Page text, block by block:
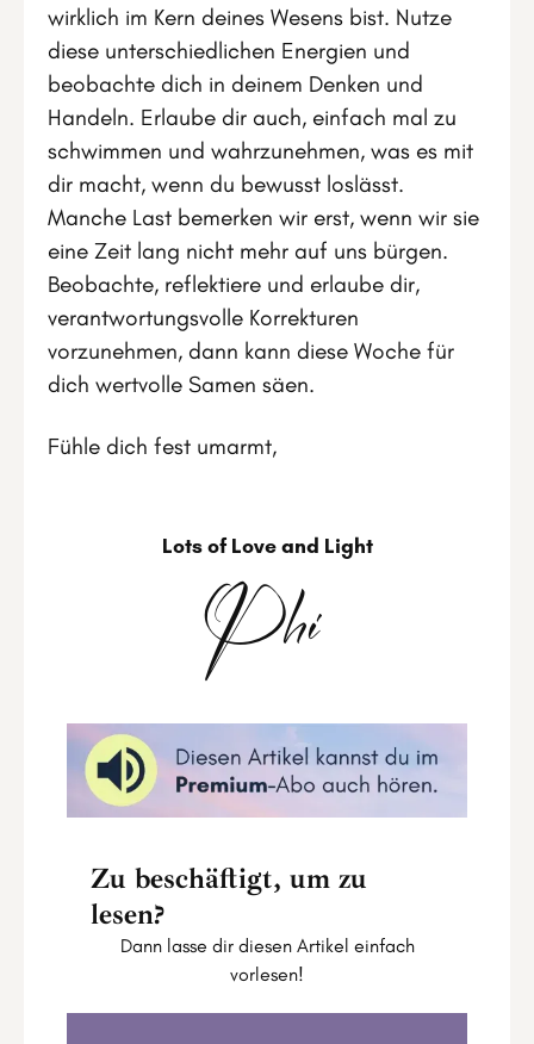
wirklich im Kern deines Wesens bist. Nutze
diese unterschiedlichen Energien und
beobachte dich in deinem Denken und
Handeln. Erlaube dir auch, einfach mal zu
schwimmen und wahrzunehmen, was es mit
dir macht, wenn du bewusst loslässt.
Manche Last bemerken wir erst, wenn wir sie
eine Zeit lang nicht mehr auf uns bürgen.
Beobachte, reflektiere und erlaube dir,
verantwortungsvolle Korrekturen
vorzunehmen, dann kann diese Woche für
dich wertvolle Samen säen.
Fühle dich fest umarmt,
Lots of Love and Light
Phi
Zu beschäftigt, um zu
lesen?
Dann lasse dir diesen Artikel einfach
vorlesen!